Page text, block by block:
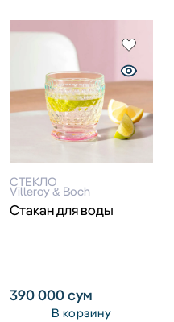
СТЕКЛО
Villeroy & Boch
Стакан для воды
390 000сум
В корзину